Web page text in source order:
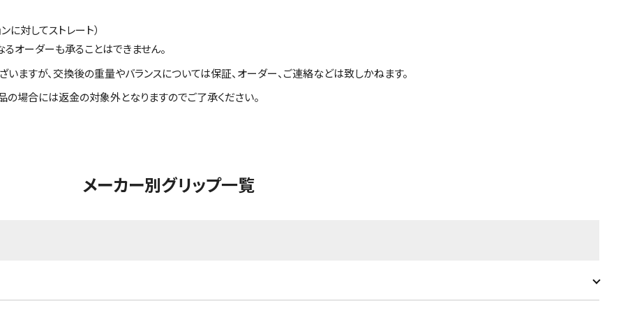
対してストレート）
オーダーも承ることはできません。
ますが、交換後の重量やバランスについては保証、オーダー、ご連絡などは致しかねます。
の場合には返金の対象外となりますのでご了承ください。
メーカー別グリップ一覧